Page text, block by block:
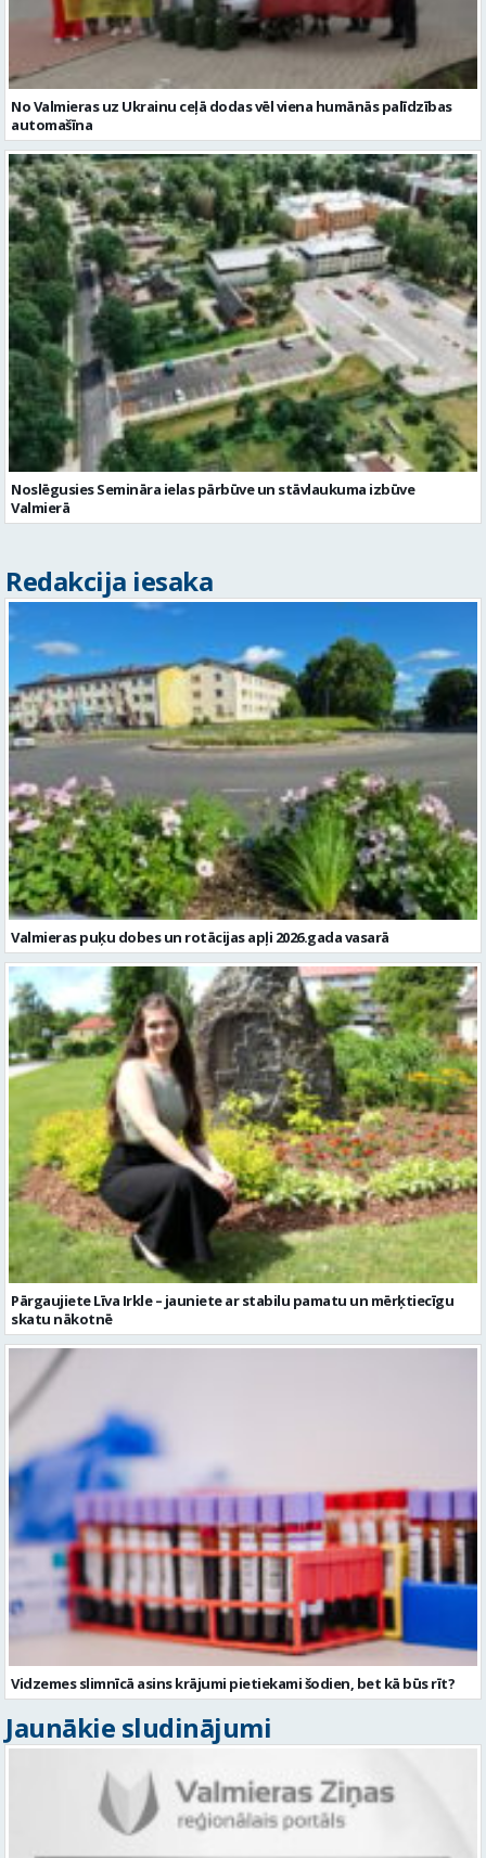
No Valmieras uz Ukrainu ceļā dodas vēl viena humānās palīdzības
automašīna
Noslēgusies Semināra ielas pārbūve un stāvlaukuma izbūve
Valmierā
Redakcija iesaka
Valmieras puķu dobes un rotācijas apļi 2026.gada vasarā
Pārgaujiete Līva Irkle – jauniete ar stabilu pamatu un mērķtiecīgu
skatu nākotnē
Vidzemes slimnīcā asins krājumi pietiekami šodien, bet kā būs rīt?
Jaunākie sludinājumi